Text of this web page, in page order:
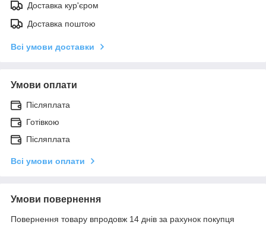
Доставка кур'єром
Доставка поштою
Всі умови доставки
Умови оплати
Післяплата
Готівкою
Післяплата
Всі умови оплати
Умови повернення
Повернення товару впродовж 14 днів за рахунок покупця